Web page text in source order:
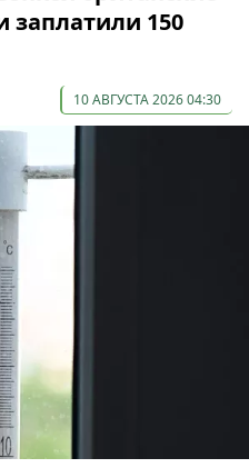
заплатили 150
10 АВГУСТА 2026 04:30